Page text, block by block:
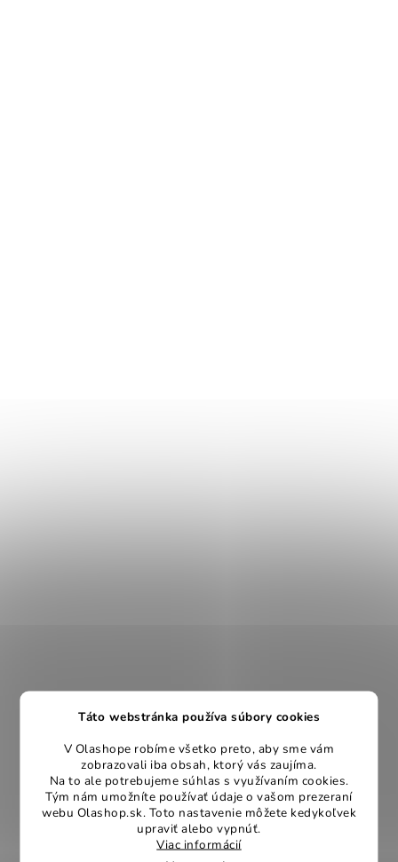
Táto webstránka používa súbory cookies
V Olashope robíme všetko preto, aby sme vám
zobrazovali iba obsah, ktorý vás zaujíma.
Na to ale potrebujeme súhlas s využívaním cookies.
Tým nám umožníte používať údaje o vašom prezeraní
webu Olashop.sk. Toto nastavenie môžete kedykoľvek
upraviť alebo vypnúť.
Viac informácií